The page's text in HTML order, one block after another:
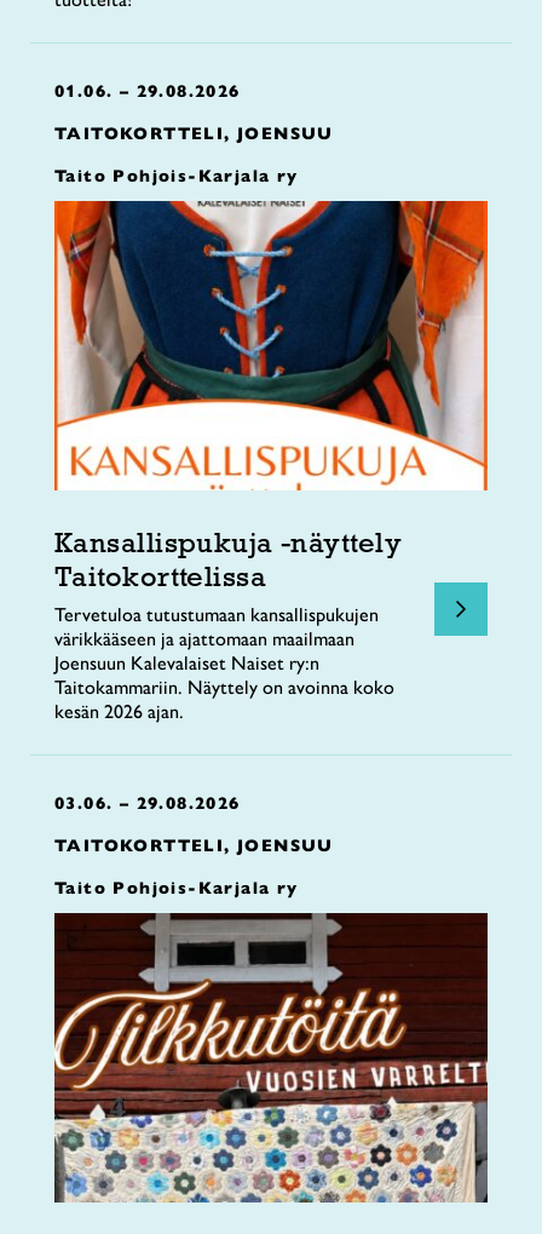
01.06. – 29.08.2026
TAITOKORTTELI, JOENSUU
Taito Pohjois-Karjala ry
Kansallispukuja -näyttely
Taitokorttelissa
Tervetuloa tutustumaan kansallispukujen
värikkääseen ja ajattomaan maailmaan
Joensuun Kalevalaiset Naiset ry:n
Taitokammariin. Näyttely on avoinna koko
kesän 2026 ajan.
03.06. – 29.08.2026
TAITOKORTTELI, JOENSUU
Taito Pohjois-Karjala ry